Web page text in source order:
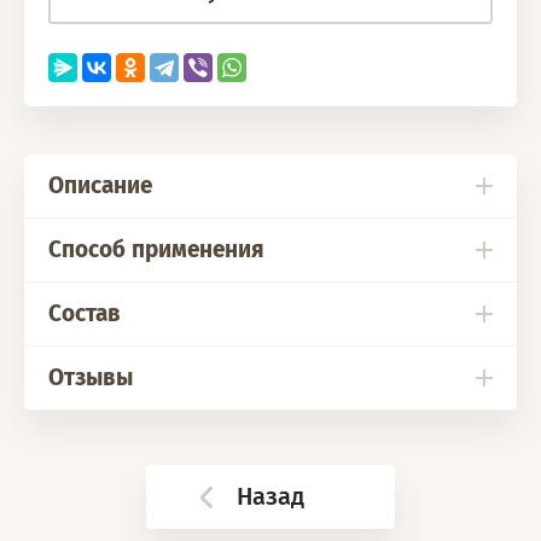
Описание
Способ применения
Состав
Отзывы
Назад